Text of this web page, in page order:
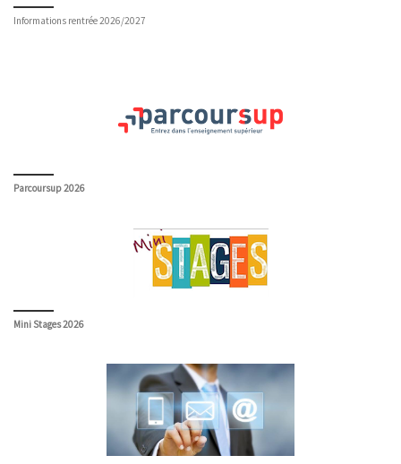
Informations rentrée 2026/2027
Parcoursup 2026
Mini Stages 2026